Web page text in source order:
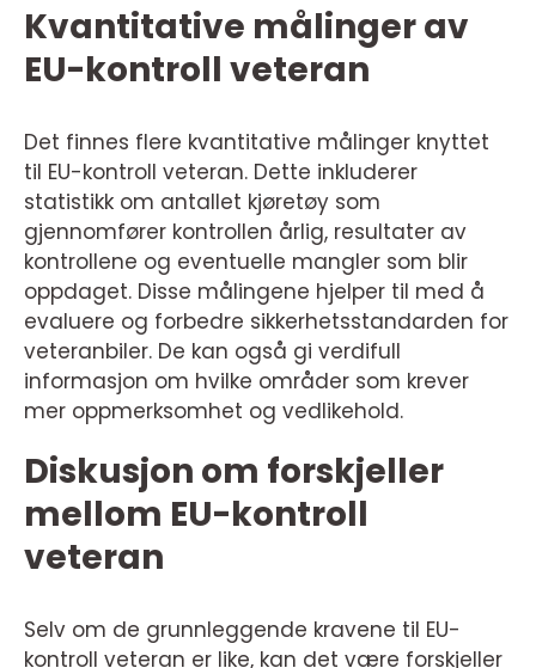
Kvantitative målinger av
EU-kontroll veteran
Det finnes flere kvantitative målinger knyttet
til EU-kontroll veteran. Dette inkluderer
statistikk om antallet kjøretøy som
gjennomfører kontrollen årlig, resultater av
kontrollene og eventuelle mangler som blir
oppdaget. Disse målingene hjelper til med å
evaluere og forbedre sikkerhetsstandarden for
veteranbiler. De kan også gi verdifull
informasjon om hvilke områder som krever
mer oppmerksomhet og vedlikehold.
Diskusjon om forskjeller
mellom EU-kontroll
veteran
Selv om de grunnleggende kravene til EU-
kontroll veteran er like, kan det være forskjeller